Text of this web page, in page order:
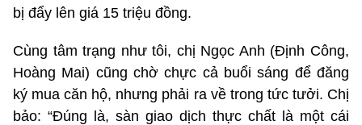
bị đẩy lên giá 15 triệu đồng.
Cùng tâm trạng như tôi, chị Ngọc Anh (Định Công,
Hoàng Mai) cũng chờ chực cả buổi sáng để đăng
ký mua căn hộ, nhưng phải ra về trong tức tưởi. Chị
bảo: “Đúng là, sàn giao dịch thực chất là một cái